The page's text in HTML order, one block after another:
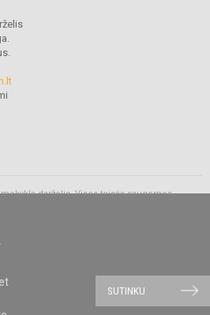
SUTINKU
darželis. Visos teisės saugomos.